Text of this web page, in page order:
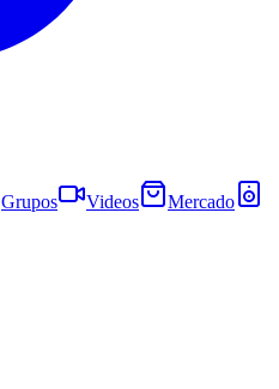
Grupos Videos
Mercado